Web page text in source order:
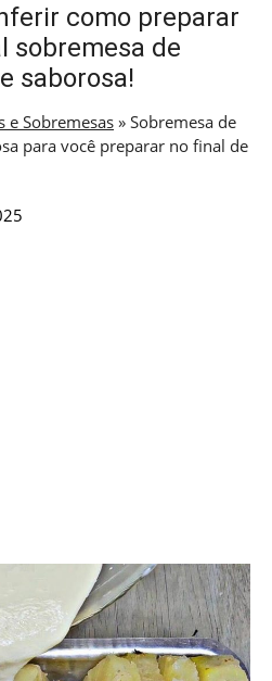
como preparar
sobremesa de
saborosa!
e Sobremesas » Sobremesa de
para você preparar no final de